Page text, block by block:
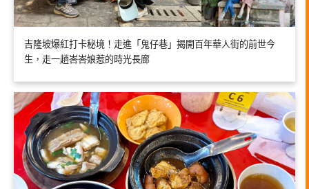
吉隆坡爆紅打卡秘境！走進「鬼仔巷」揭開百年華人街的前世今
生，走一趟峇峇娘惹的時光長廊